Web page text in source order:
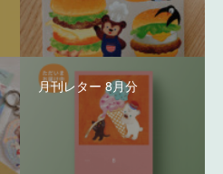
月刊レター 8月分